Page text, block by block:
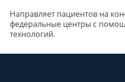
Направляет пациентов на
федеральные центры с
технологий.
MAX Telegram